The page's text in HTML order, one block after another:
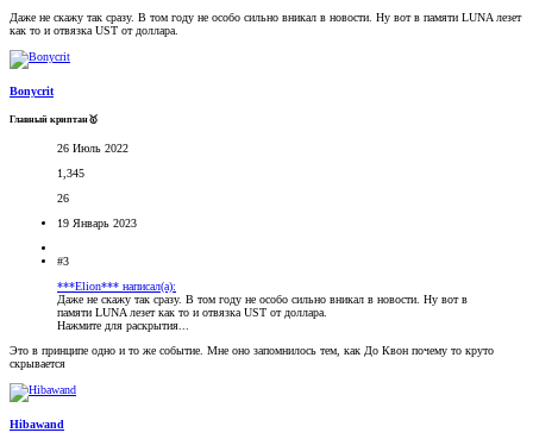
Даже не скажу так сразу. В том году не особо сильно вникал в новости. Ну вот в памяти LUNA лезет
как то и отвязка UST от доллара.
Bonycrit
Главный криптан🥇
26 Июль 2022
1,345
26
19 Январь 2023
#3
***Elion*** написал(а):
Даже не скажу так сразу. В том году не особо сильно вникал в новости. Ну вот в
памяти LUNA лезет как то и отвязка UST от доллара.
Нажмите для раскрытия...
Это в принципе одно и то же событие. Мне оно запомнилось тем, как До Квон почему то круто
скрывается
Hibawand